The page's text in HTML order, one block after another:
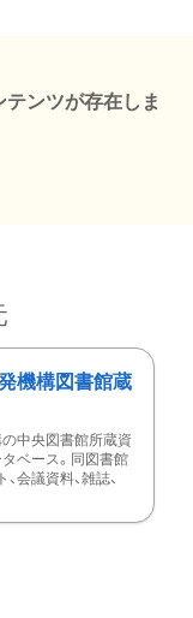
ンツが存在しま
機構図書館蔵
中央図書館所蔵資
ベース。同図書館
会議資料、雑誌、